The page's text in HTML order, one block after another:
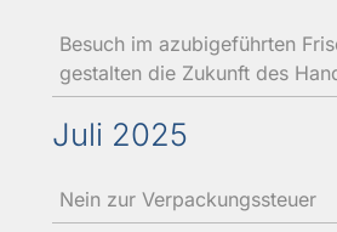
Besuch im azubigeführten
gestalten die Zukunft des
Juli 2025
Nein zur Verpackungssteuer